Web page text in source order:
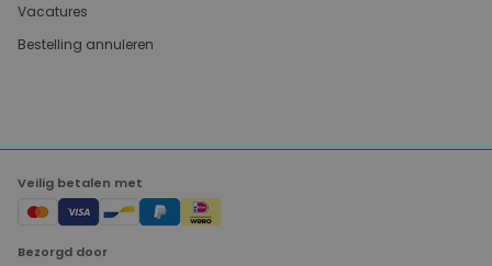
Vacatures
Bestelling annuleren
Veilig betalen met
Bezorgd door